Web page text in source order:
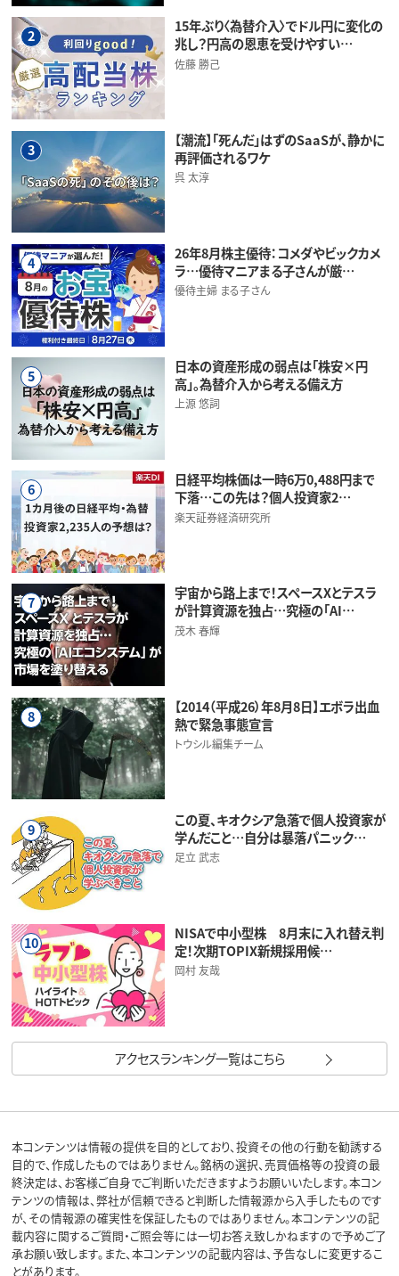
2
15年ぶり〈為替介入〉でドル円に変化の
兆し？円高の恩恵を受けやすい…
佐藤 勝己
3
【潮流】「死んだ」はずのSaaSが、静かに
再評価されるワケ
呉 太淳
4
26年8月株主優待：コメダやビックカメ
ラ…優待マニアまる子さんが厳…
優待主婦 まる子さん
5
日本の資産形成の弱点は「株安×円
高」。為替介入から考える備え方
上源 悠詞
6
日経平均株価は一時6万0,488円まで
下落…この先は？個人投資家2…
楽天証券経済研究所
7
宇宙から路上まで！スペースXとテスラ
が計算資源を独占…究極の「AI…
茂木 春輝
8
【2014（平成26）年8月8日】エボラ出血
熱で緊急事態宣言
トウシル編集チーム
9
この夏、キオクシア急落で個人投資家が
学んだこと…自分は暴落パニック…
足立 武志
10
NISAで中小型株 8月末に入れ替え判
定！次期TOPIX新規採用候…
岡村 友哉
アクセスランキング一覧はこちら
本コンテンツは情報の提供を目的としており、投資その他の行動を勧誘する
目的で、作成したものではありません。銘柄の選択、売買価格等の投資の最
終決定は、お客様ご自身でご判断いただきますようお願いいたします。本コン
テンツの情報は、弊社が信頼できると判断した情報源から入手したものです
が、その情報源の確実性を保証したものではありません。本コンテンツの記
載内容に関するご質問・ご照会等には一切お答え致しかねますので予めご了
承お願い致します。また、本コンテンツの記載内容は、予告なしに変更するこ
とがあります。